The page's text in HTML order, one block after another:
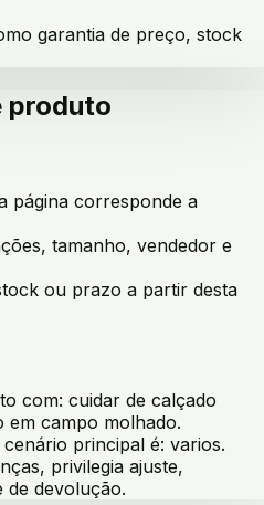
garantia de preço, stock
produto
página corresponde a
tamanho, vendedor e
ou prazo a partir desta
com: cuidar de calçado
em campo molhado.
principal é: varios.
privilegia ajuste,
de devolução.